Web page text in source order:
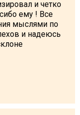
и четко
ему ! Все
мыслями по
и надеюсь